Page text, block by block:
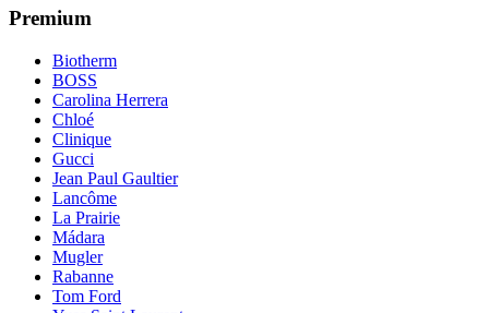
Premium
Biotherm
BOSS
Carolina Herrera
Chloé
Clinique
Gucci
Jean Paul Gaultier
Lancôme
La Prairie
Mádara
Mugler
Rabanne
Tom Ford